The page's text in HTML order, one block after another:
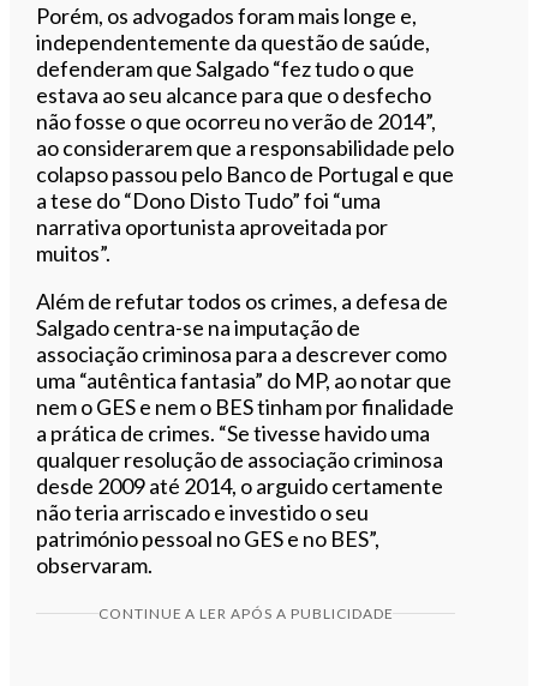
Porém, os advogados foram mais longe e,
independentemente da questão de saúde,
defenderam que Salgado “fez tudo o que
estava ao seu alcance para que o desfecho
não fosse o que ocorreu no verão de 2014”,
ao considerarem que a responsabilidade pelo
colapso passou pelo Banco de Portugal e que
a tese do “Dono Disto Tudo” foi “uma
narrativa oportunista aproveitada por
muitos”.
Além de refutar todos os crimes, a defesa de
Salgado centra-se na imputação de
associação criminosa para a descrever como
uma “autêntica fantasia” do MP, ao notar que
nem o GES e nem o BES tinham por finalidade
a prática de crimes. “Se tivesse havido uma
qualquer resolução de associação criminosa
desde 2009 até 2014, o arguido certamente
não teria arriscado e investido o seu
património pessoal no GES e no BES”,
observaram.
CONTINUE A LER APÓS A PUBLICIDADE